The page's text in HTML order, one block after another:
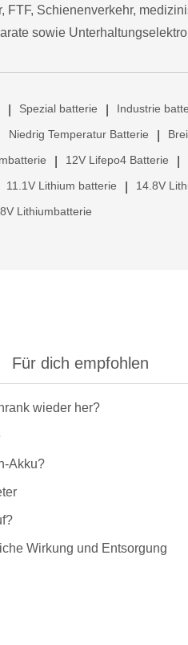
FTF, Schienenverkehr,
sowie
Spezial batterie Industrie
Niedrig Temperatur Batterie
12V Lifepo4 Batterie
11.1V Lithium batterie 14.8V
Lithiumbatterie
Für dich empfohlen
wieder her?
Akku?
Wirkung und Entsorgung